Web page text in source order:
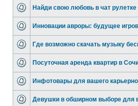
Найди свою любовь в чат
Инновации авроры: будущее
Где возможно скачать музыку
Посуточная аренда квартир в
Инфотовары для вашего
Девушки в обширном выборе для